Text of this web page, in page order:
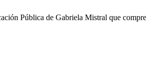
Pública de Gabriela Mistral que